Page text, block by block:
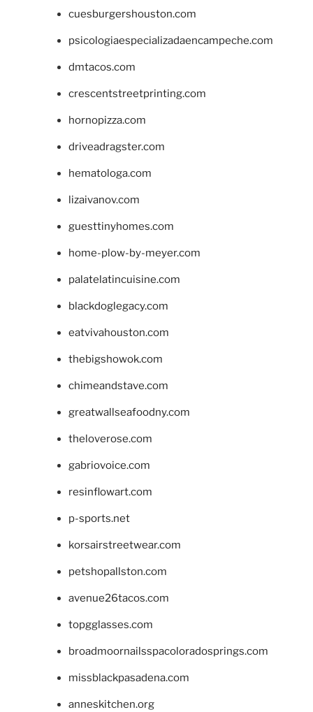
cuesburgershouston.com
psicologiaespecializadaencampeche.com
dmtacos.com
crescentstreetprinting.com
hornopizza.com
driveadragster.com
hematologa.com
lizaivanov.com
guesttinyhomes.com
home-plow-by-meyer.com
palatelatincuisine.com
blackdoglegacy.com
eatvivahouston.com
thebigshowok.com
chimeandstave.com
greatwallseafoodny.com
theloverose.com
gabriovoice.com
resinflowart.com
p-sports.net
korsairstreetwear.com
petshopallston.com
avenue26tacos.com
topgglasses.com
broadmoornailsspacoloradosprings.com
missblackpasadena.com
anneskitchen.org